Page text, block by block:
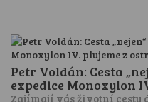
Petr Voldán: Cesta
expedice Monoxylon
Zajímají vás životní cesty